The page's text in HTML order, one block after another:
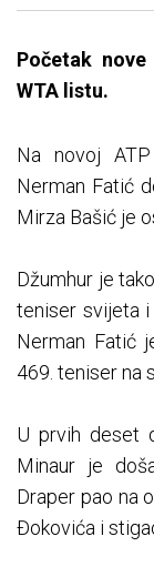
Početak
WTA listu.
Na novoj
Nerman Fatić
Mirza Bašić je
Džumhur je
teniser svijeta i
Nerman Fatić
469. teniser na
U prvih deset
Minaur je
Draper pao na
Đokovića i